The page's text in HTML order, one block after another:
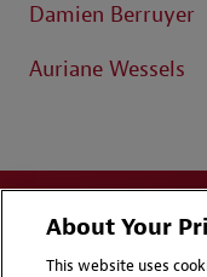
Damien Berruyer
Auriane Wessels
About Your
This website uses